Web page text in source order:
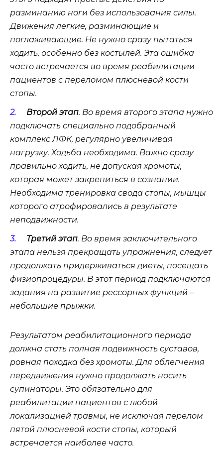
разминанию ноги без использования силы.
Движения легкие, разминающие и
поглаживающие. Не нужно сразу пытаться
ходить, особенно без костылей. Эта ошибка
часто встречается во время реабилитации
пациентов с переломом плюсневой кости
стопы.
Второй этап. Во время второго этапа нужно
подключать специально подобранный
комплекс ЛФК, регулярно увеличивая
нагрузку. Ходьба необходима. Важно сразу
правильно ходить, не допуская хромоты,
которая может закрепиться в сознании.
Необходима тренировка свода стопы, мышцы
которого атрофировались в результате
неподвижности.
Третий этап. Во время заключительного
этапа нельзя прекращать упражнения, следует
продолжать придерживаться диеты, посещать
физиопроцедуры. В этот период подключаются
задания на развитие рессорных функций –
небольшие прыжки.
Результатом реабилитационного периода
должна стать полная подвижность суставов,
ровная походка без хромоты. Для облегчения
передвижения нужно продолжать носить
супинаторы. Это обязательно для
реабилитации пациентов с любой
локализацией травмы, не исключая перелом
пятой плюсневой кости стопы, который
встречается наиболее часто.